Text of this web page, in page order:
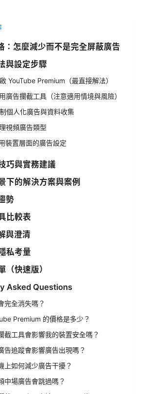
：怎麼減少而不是完全屏蔽廣告
與設定步驟
YouTube Premium（最直接解法）
廣告攔截工具（注意適用情境與風險）
個人化廣告與資料收集
視頻廣告類型
裝置層面的廣告設定
巧與實務建議
下的解決方案與案例
勢
比較表
與澄清
私考量
（快速版）
Asked Questions
完全消失嗎？
Premium 的價格是多少？
截工具會影響我的裝置安全嗎？
告追蹤會影響廣告出現嗎？
上如何減少廣告干擾？
中場廣告會跳過嗎？